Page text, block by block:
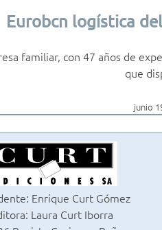
Eurobcn logística
familiar, con 47 años de
que
junio
Enrique Curt Gómez
Laura Curt Iborra